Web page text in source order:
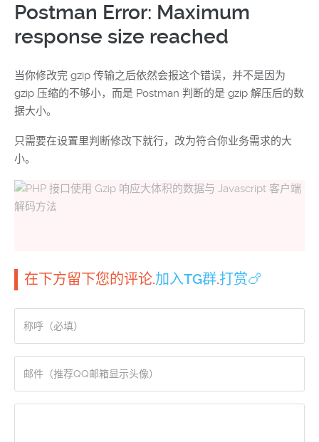
Postman Error: Maximum
response size reached
当你修改完 gzip 传输之后依然会报这个错误，并不是因为
gzip 压缩的不够小，而是 Postman 判断的是 gzip 解压后的数
据大小。
只需要在设置里判断修改下就行，改为符合你业务需求的大
小。
在下方留下您的评论.加入TG群.打赏🍗